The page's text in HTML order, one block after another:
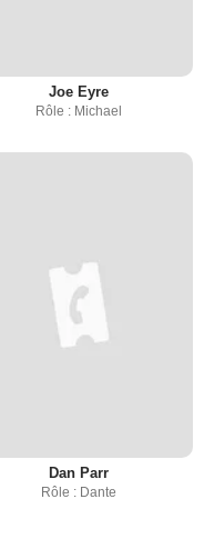
Joe Eyre
Rôle : Michael
Dan Parr
Rôle : Dante